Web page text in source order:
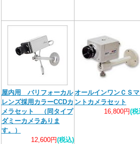
屋内用 バリフォーカル
レンズ採用カラーCCDカ
メラセット （同タイプ
ダミーカメラありま
す。）
12,600円(税込)
オールインワンＣＳ
ントカメラセット
16,800円(税